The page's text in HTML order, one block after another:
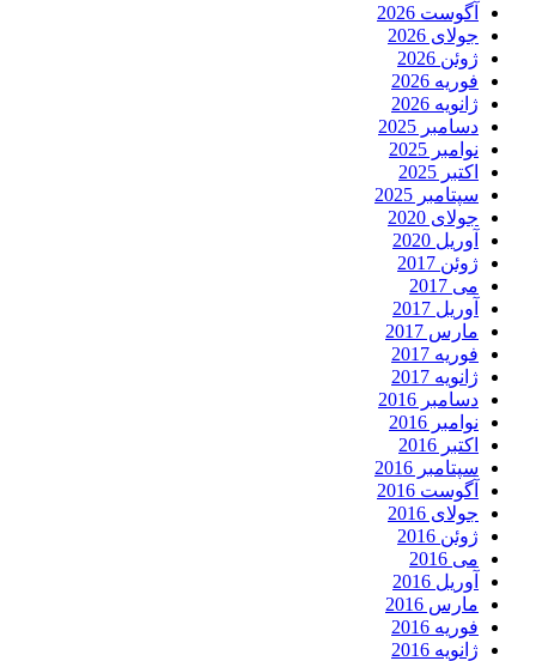
آگوست 2026
جولای 2026
ژوئن 2026
فوریه 2026
ژانویه 2026
دسامبر 2025
نوامبر 2025
اکتبر 2025
سپتامبر 2025
جولای 2020
آوریل 2020
ژوئن 2017
می 2017
آوریل 2017
مارس 2017
فوریه 2017
ژانویه 2017
دسامبر 2016
نوامبر 2016
اکتبر 2016
سپتامبر 2016
آگوست 2016
جولای 2016
ژوئن 2016
می 2016
آوریل 2016
مارس 2016
فوریه 2016
ژانویه 2016